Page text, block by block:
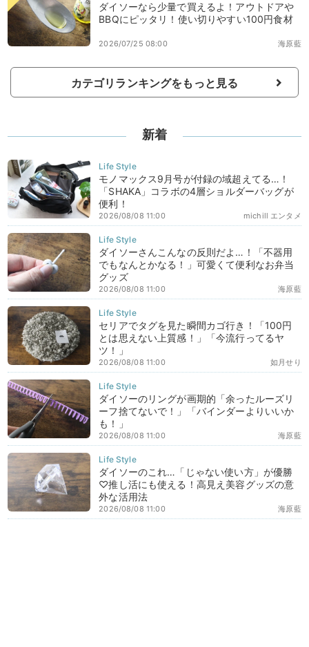
ダイソーなら少量で買えるよ！アウトドアや
BBQにピッタリ！使い切りやすい100円食材
海原藍
2026/07/25 08:00
カテゴリランキングをもっと見る
新着
モノマックス9月号が付録の域超えてる…！
「SHAKA」コラボの4層ショルダーバッグが
便利！
michill エンタメ
2026/08/08 11:00
ダイソーさんこんなの反則だよ…！「不器用
でもなんとかなる！」可愛くて便利なお弁当
グッズ
海原藍
2026/08/08 11:00
セリアでタグを見た瞬間カゴ行き！「100円
とは思えない上質感！」「今流行ってるヤ
ツ！」
如月せり
2026/08/08 11:00
ダイソーのリングが画期的「余ったルーズリ
ーフ捨てないで！」「バインダーよりいいか
も！」
海原藍
2026/08/08 11:00
ダイソーのこれ…「じゃない使い方」が優勝
♡推し活にも使える！高見え美容グッズの意
外な活用法
海原藍
2026/08/08 11:00